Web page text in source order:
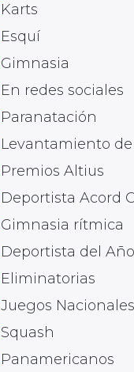
Karts
Esquí
Gimnasia
En redes sociales
Paranatación
Levantamiento de
Premios Altius
Deportista Acord
Gimnasia rítmica
Deportista del Año
Eliminatorias
Juegos Nacionales
Squash
Panamericanos